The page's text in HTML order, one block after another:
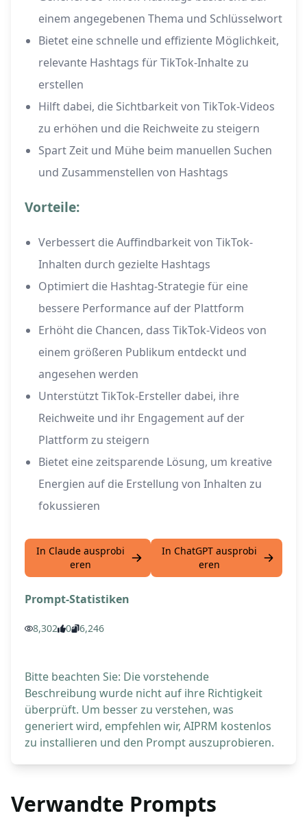
einem angegebenen Thema und Schlüsselwort
Bietet eine schnelle und effiziente Möglichkeit,
relevante Hashtags für TikTok-Inhalte zu
erstellen
Hilft dabei, die Sichtbarkeit von TikTok-Videos
zu erhöhen und die Reichweite zu steigern
Spart Zeit und Mühe beim manuellen Suchen
und Zusammenstellen von Hashtags
Vorteile:
Verbessert die Auffindbarkeit von TikTok-
Inhalten durch gezielte Hashtags
Optimiert die Hashtag-Strategie für eine
bessere Performance auf der Plattform
Erhöht die Chancen, dass TikTok-Videos von
einem größeren Publikum entdeckt und
angesehen werden
Unterstützt TikTok-Ersteller dabei, ihre
Reichweite und ihr Engagement auf der
Plattform zu steigern
Bietet eine zeitsparende Lösung, um kreative
Energien auf die Erstellung von Inhalten zu
fokussieren
In Claude ausprobi
eren
In ChatGPT ausprobi
eren
Prompt-Statistiken
8,302 0 6,246
Bitte beachten Sie: Die vorstehende
Beschreibung wurde nicht auf ihre Richtigkeit
überprüft. Um besser zu verstehen, was
generiert wird, empfehlen wir, AIPRM kostenlos
zu installieren und den Prompt auszuprobieren.
Verwandte Prompts